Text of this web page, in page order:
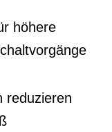
höhere
reduzieren